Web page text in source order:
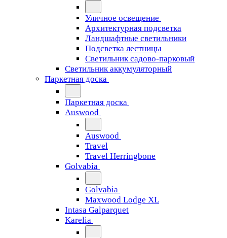
Уличное освещение
Архитектурная подсветка
Ландшафтные светильники
Подсветка лестницы
Светильник садово-парковый
Светильник аккумуляторный
Паркетная доска
Паркетная доска
Auswood
Auswood
Travel
Travel Herringbone
Golvabia
Golvabia
Maxwood Lodge XL
Intasa Galparquet
Karelia